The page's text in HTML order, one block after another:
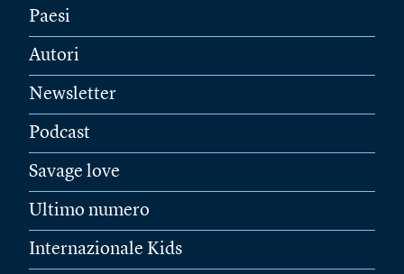
Paesi
Autori
Newsletter
Podcast
Savage love
Ultimo numero
Internazionale Kids